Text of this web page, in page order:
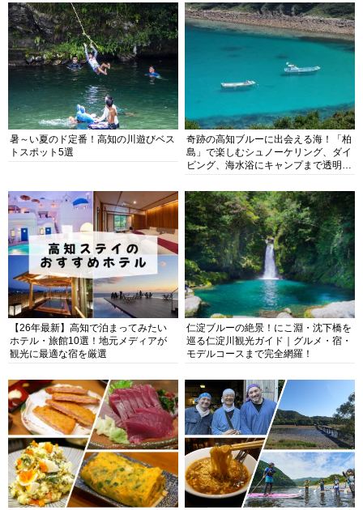
暑～い夏のド定番！高知の川遊びベス
トスポット5選
奇跡の高知ブルーに出会える海！「柏
島」で楽しむシュノーケリング、ダイ
ビング、海水浴にキャンプまで透明度
【26年最新】高知で泊まってみたい
ホテル・旅館10選！地元メディアが
観光に最適な宿を厳選
仁淀ブルーの絶景！にこ淵・沈下橋を
巡る仁淀川観光ガイド｜グルメ・宿・
モデルコースまで完全網羅！